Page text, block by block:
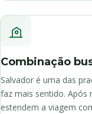
Combinação
Salvador é uma das
faz mais sentido. Após
estendem a viagem